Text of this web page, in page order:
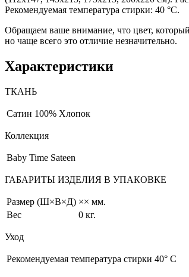
Рекомендуемая температура стирки: 40 °С.
Обращаем ваше внимание, что цвет,
но чаще всего это отличие незначительно.
Характеристики
ТКАНЬ
Сатин 100% Хлопок
Коллекция
Baby Time Sateen
ГАБАРИТЫ ИЗДЕЛИЯ В УПАКОВКЕ
Размер (Ш×В×Д) ×× мм.
Вес
0 кг.
Уход
Рекомендуемая температура стирки 40° С